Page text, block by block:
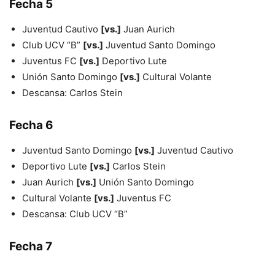
Fecha 5
Juventud Cautivo [vs.] Juan Aurich
Club UCV “B” [vs.] Juventud Santo Domingo
Juventus FC [vs.] Deportivo Lute
Unión Santo Domingo [vs.] Cultural Volante
Descansa: Carlos Stein
Fecha 6
Juventud Santo Domingo [vs.] Juventud Cautivo
Deportivo Lute [vs.] Carlos Stein
Juan Aurich [vs.] Unión Santo Domingo
Cultural Volante [vs.] Juventus FC
Descansa: Club UCV “B”
Fecha 7